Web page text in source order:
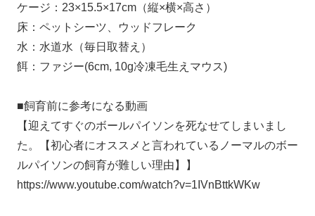
ケージ：23×15.5×17cm（縦×横×高さ）
床：ペットシーツ、ウッドフレーク
水：水道水（毎日取替え）
餌：ファジー(6cm, 10g冷凍毛生えマウス)
■飼育前に参考になる動画
【迎えてすぐのボールパイソンを死なせてしまいまし
た。【初心者にオススメと言われているノーマルのボー
ルパイソンの飼育が難しい理由】】
https://www.youtube.com/watch?v=1IVnBttkWKw